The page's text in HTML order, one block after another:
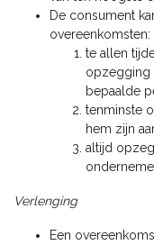
De consument
overeenkomsten:
te allen
opzegging
bepaalde
tenminste
hem zijn
altijd
Verlenging
Een